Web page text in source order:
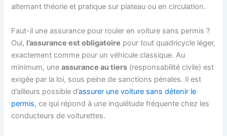
alternant théorie et pratique sur plateau ou en circulation.
Faut-il une assurance pour rouler en voiture sans permis ?
Oui, l’assurance est obligatoire pour tout quadricycle léger,
exactement comme pour un véhicule classique. Au
minimum, uneassurance au tiers (responsabilité civile) est
exigée par la loi, sous peine de sanctions pénales. Il est
d’ailleurs possible d’assurer une voiture sans détenir le
permis, ce qui répond à une inquiétude fréquente chez les
conducteurs de voiturettes.